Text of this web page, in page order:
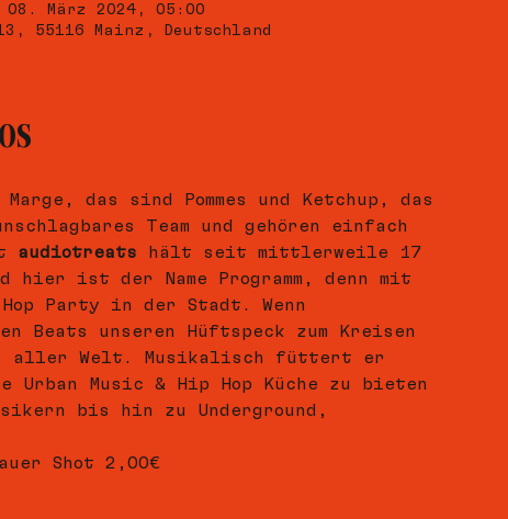
März 2024, 05:00
55116 Mainz, Deutschland
das sind Pommes und Ketchup, das
Team und gehören einfach
audiotreats hält seit mittlerweile 17
hier ist der Name Programm, denn mit
Party in der Stadt. Wenn
unseren Hüftspeck zum Kreisen
aller Welt. Musikalisch füttert er
Music & Hip Hop Küche zu bieten
bis hin zu Underground,
Shot 2,00€